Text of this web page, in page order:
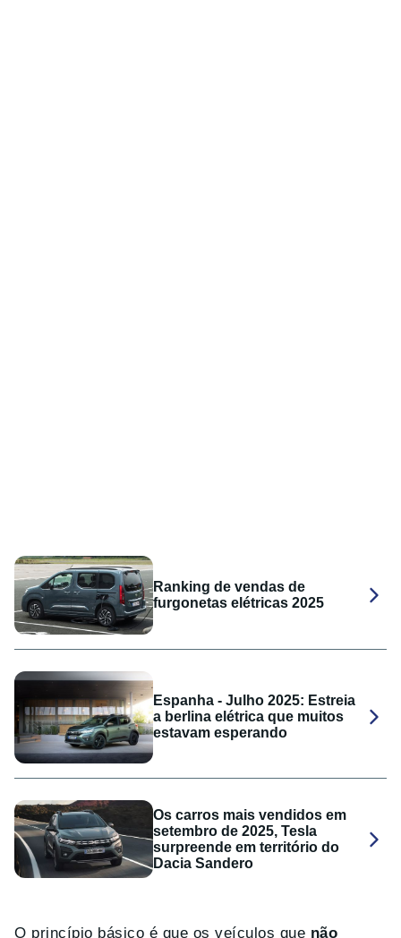
Ranking de vendas de
furgonetas elétricas 2025
Espanha - Julho 2025: Estreia
a berlina elétrica que muitos
estavam esperando
Os carros mais vendidos em
setembro de 2025, Tesla
surpreende em território do
Dacia Sandero
O princípio básico é que os veículos que não